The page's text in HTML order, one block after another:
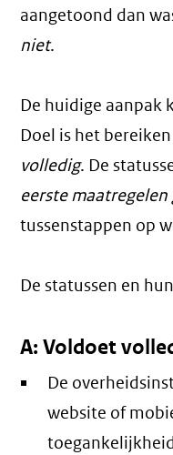
aangetoond dan
niet.
De huidige aanpak
Doel is het
volledig. De
eerste
tussenstappen op
De statussen en
A: Voldoet
De
website of